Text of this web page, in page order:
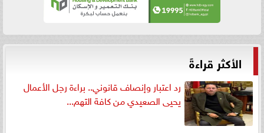
الأكثر قراءةً
رد اعتبار وإنصاف قانوني.. براءة رجل الأعمال
يحيى الصعيدي من كافة التهم...